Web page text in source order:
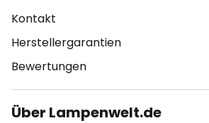
Kontakt
Herstellergarantien
Bewertungen
Über Lampenwelt.de